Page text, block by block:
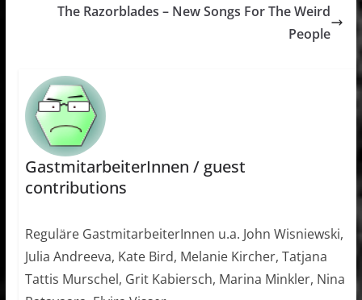
The Razorblades – New Songs For The Weird
People
GastmitarbeiterInnen / guest
contributions
Reguläre GastmitarbeiterInnen u.a. John Wisniewski,
Julia Andreeva, Kate Bird, Melanie Kircher, Tatjana
Tattis Murschel, Grit Kabiersch, Marina Minkler, Nina